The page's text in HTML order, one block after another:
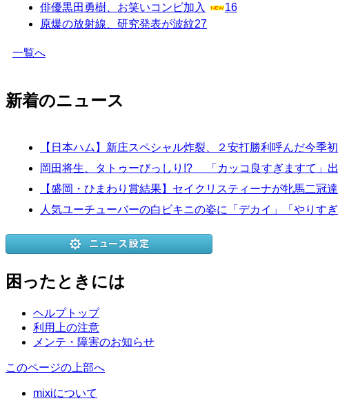
俳優黒田勇樹、お笑いコンビ加入
16
原爆の放射線、研究発表が波紋27
一覧へ
新着のニュース
【日本ハム】新庄スペシャル炸裂、２安打勝利呼んだ今季
岡田将生、タトゥーびっしり!? 「カッコ良すぎますて」
【盛岡・ひまわり賞結果】セイクリスティーナが牝馬二冠達
人気ユーチューバーの白ビキニの姿に「デカイ」「やりす
困ったときには
ヘルプトップ
利用上の注意
メンテ・障害のお知らせ
このページの上部へ
mixiについて